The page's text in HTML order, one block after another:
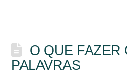
O QUE FAZER
PALAVRAS